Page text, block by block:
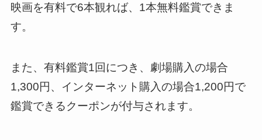
映画を有料で6本観れば、1本無料鑑賞できま
す。
また、有料鑑賞1回につき、劇場購入の場合
1,300円、インターネット購入の場合1,200円で
鑑賞できるクーポンが付与されます。